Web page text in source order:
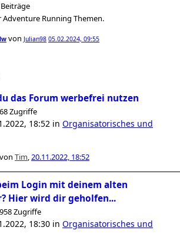
Adventure Running Themen.
von Julian98 05.02.2024, 09:55
das Forum werbefrei nutzen
Zugriffe
18:52 in Organisatorisches und
Tim,20.11.2022, 18:52
Login mit deinem alten
Hier wird dir geholfen...
Zugriffe
18:30 in Organisatorisches und